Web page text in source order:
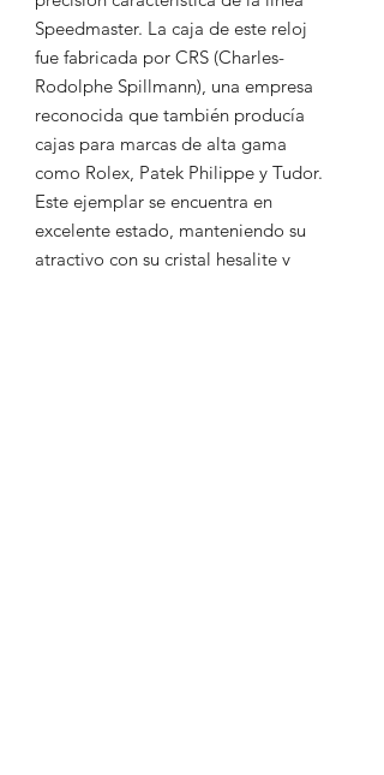
Speedmaster. La caja de este reloj
fue fabricada por CRS (Charles-
Rodolphe Spillmann), una empresa
reconocida que también producía
cajas para marcas de alta gama
como Rolex, Patek Philippe y Tudor.
Este ejemplar se encuentra en
excelente estado, manteniendo su
atractivo con su cristal hesalite y